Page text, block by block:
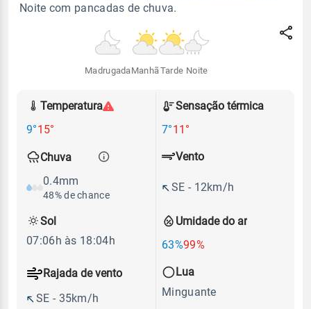
Noite com pancadas de chuva.
Madrugada Manhã Tarde Noite
Temperatura
9°15°
Sensação térmica
7°11°
Chuva
0.4mm
48% de chance
Umidade do ar
63%99%
Vento
SE - 12km/h
Rajada de vento
SE - 35km/h
Sol
07:06h às 18:04h
Lua
Minguante